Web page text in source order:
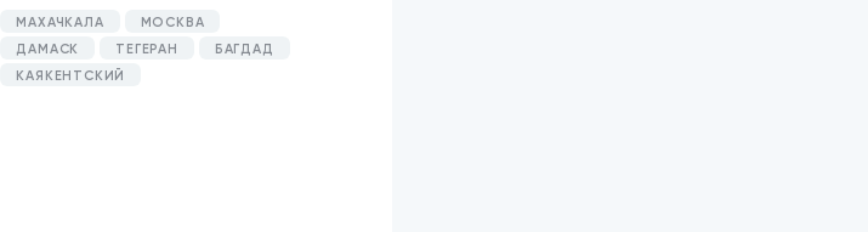
МАХАЧКАЛА
МОСКВА
ДАМАСК
ТЕГЕРАН
БАГДАД
КАЯКЕНТСКИЙ